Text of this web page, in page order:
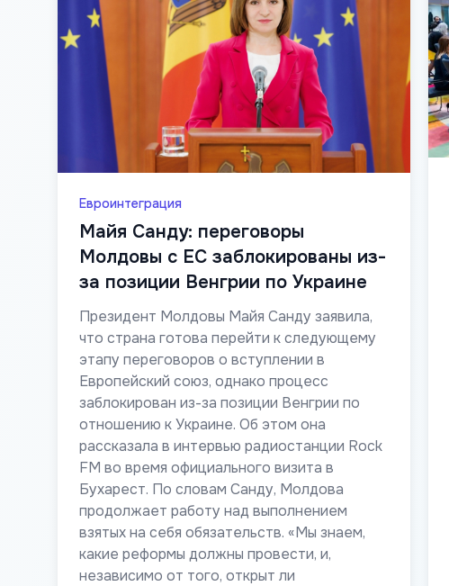
Евроинтеграция
Майя Санду: переговоры
Молдовы с ЕС заблокированы из-
за позиции Венгрии по Украине
Президент Молдовы Майя Санду заявила,
что страна готова перейти к следующему
этапу переговоров о вступлении в
Европейский союз, однако процесс
заблокирован из-за позиции Венгрии по
отношению к Украине. Об этом она
рассказала в интервью радиостанции Rock
FM во время официального визита в
Бухарест. По словам Санду, Молдова
продолжает работу над выполнением
взятых на себя обязательств. «Мы знаем,
какие реформы должны провести, и,
независимо от того, открыт ли